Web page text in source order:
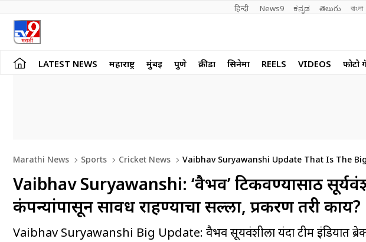
हिन्दी News9 ಕನ್ನಡ తెలుగు বাংলা
LATEST NEWS महाराष्ट्र मुंबई पुणे क्रीडा सिनेमा REELS VIDEOS फोटो
Marathi News Sports Cricket News
Vaibhav Suryawanshi Update That Is The
Careful Of These Companies What Is The Matter
Vaibhav Suryawanshi: ‘वैभव’ टिकवण्यासाठी
कंपन्यांपासून सावध राहण्याचा सल्ला, प्रकरण तरी काय?
Vaibhav Suryawanshi Big Update: वैभव सूर्यवंशीला यंदा टीम इंडियात